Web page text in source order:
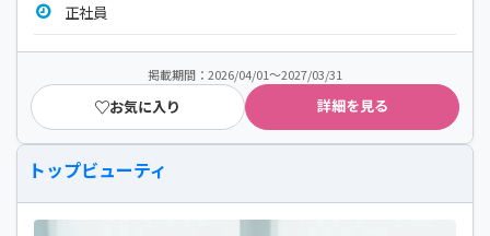
正社員
掲載期間：2026/04/01～2027/03/31
お気に入り 詳細を見る
トップビューティ